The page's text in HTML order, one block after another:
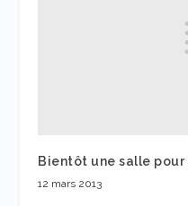
Bientôt une salle pour
12 mars 2013